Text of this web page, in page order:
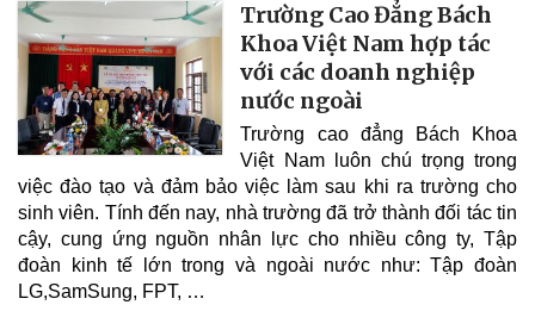
Trường Cao Đẳng Bách
Khoa Việt Nam hợp tác
với các doanh nghiệp
nước ngoài
Trường cao đẳng Bách Khoa
Việt Nam luôn chú trọng trong
việc đào tạo và đảm bảo việc làm sau khi ra trường cho
sinh viên. Tính đến nay, nhà trường đã trở thành đối tác tin
cậy, cung ứng nguồn nhân lực cho nhiều công ty, Tập
đoàn kinh tế lớn trong và ngoài nước như: Tập đoàn
LG,SamSung, FPT, …